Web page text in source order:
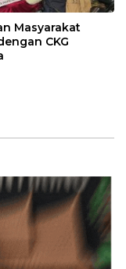
Masyarakat
CKG